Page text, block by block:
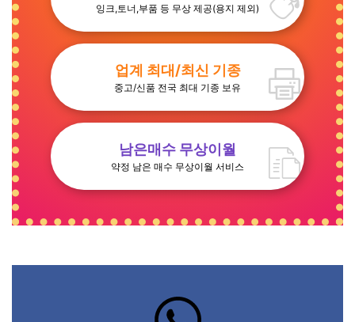
잉크,토너,부품 등 무상 제공(용지 제외)
업계 최대/최신 기종
중고/신품 전국 최대 기종 보유
남은매수 무상이월
약정 남은 매수 무상이월 서비스